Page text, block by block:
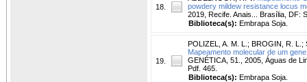
18.
powdery mildew resistance locus
2019, Recife. Anais... Brasília, DF:
Biblioteca(s): Embrapa Soja.
19.
POLIZEL, A. M. L. ; BROGIN, R. L. ;
Mapeamento molecular de um
GENÉTICA, 51., 2005, Águas de
Pdf. 465.
Biblioteca(s): Embrapa Soja.